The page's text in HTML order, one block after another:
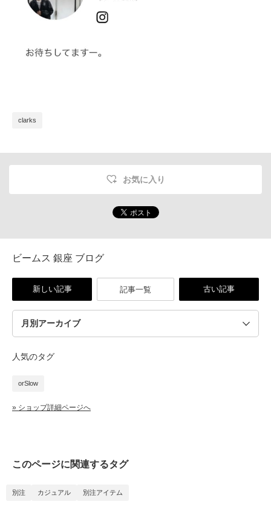
clarks
お気に入り
ビームス 銀座 ブログ
新しい記事 記事一覧 古い記事
人気のタグ
orSlow
» ショップ詳細ページへ
このページに関連するタグ
別注 カジュアル 別注アイテム